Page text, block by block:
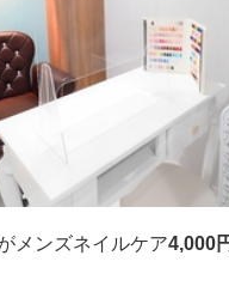
メンズネイルケア4,000